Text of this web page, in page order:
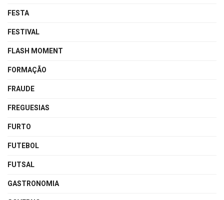
FESTA
FESTIVAL
FLASH MOMENT
FORMAÇÃO
FRAUDE
FREGUESIAS
FURTO
FUTEBOL
FUTSAL
GASTRONOMIA